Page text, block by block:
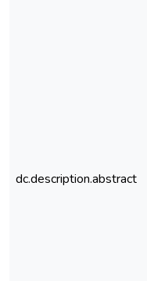
dc.description.abstract